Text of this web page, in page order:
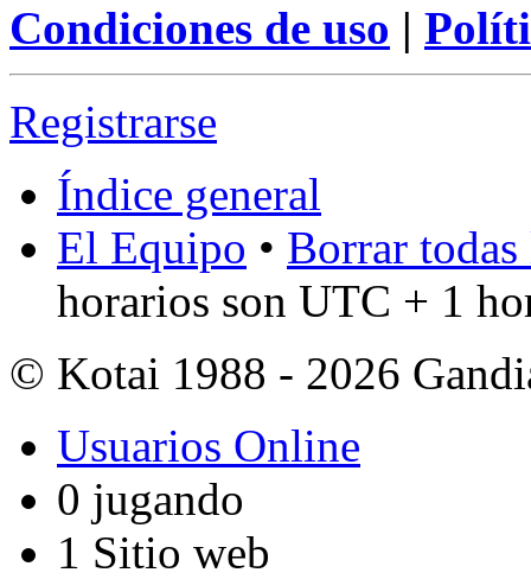
Condiciones de uso |
Registrarse
Índice general
El Equipo • Borrar
horarios son UTC + 1
© Kotai 1988 - 2026
Usuarios Online
0 jugando
1 Sitio web